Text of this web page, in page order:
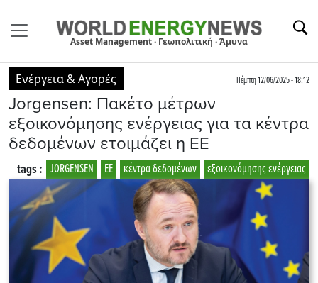
Asset Management · Γεωπολιτική · Άμυνα
Ενέργεια & Αγορές Πέμπτη 12/06/2025 - 18:12
Jorgensen: Πακέτο μέτρων
εξοικονόμησης ενέργειας για τα κέντρα
δεδομένων ετοιμάζει η ΕΕ
εξοικονόμησης ενέργειας
κέντρα δεδομένων
ΕΕ
JORGENSEN
tags :